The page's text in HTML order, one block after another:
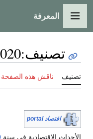
القائمة الرئيسية
المعرفة
تصنيف:2020 في
تصنيف ناقش هذه الصفحة
اقتصاد portal
الأحداث الاقتصادية في سنة